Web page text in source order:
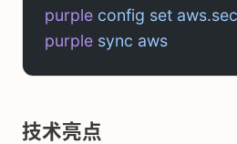
purple config set
purple sync aws
技术亮点